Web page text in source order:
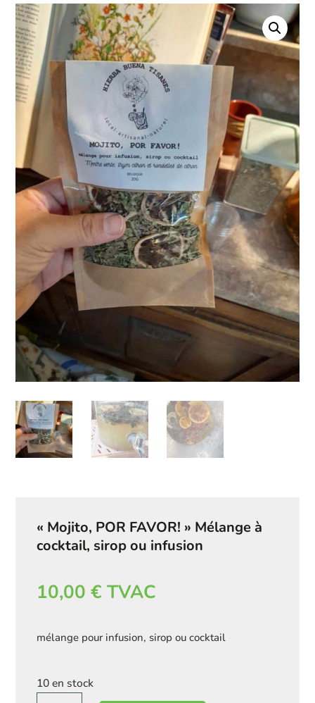
« Mojito, POR FAVOR! » Mélange à
cocktail, sirop ou infusion
10,00€ TVAC
mélange pour infusion, sirop ou cocktail
10 en stock